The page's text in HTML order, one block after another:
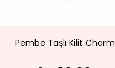
Pembe Taşlı Kilit Charm